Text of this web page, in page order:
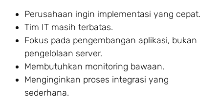
Perusahaan ingin implementasi yang cepat.
Tim IT masih terbatas.
Fokus pada pengembangan aplikasi, bukan
pengelolaan server.
Membutuhkan monitoring bawaan.
Menginginkan proses integrasi yang
sederhana.